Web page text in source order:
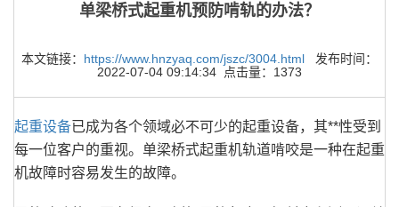
单梁桥式起重机预防啃轨的办法？
本文链接： https://www.hnzyaq.com/jszc/3004.html 发布时间：
2022-07-04 09:14:34 点击量：1373
起重设备已成为各个领域必不可少的起重设备，其**性受到
每一位客户的重视。单梁桥式起重机轨道啃咬是一种在起重
机故障时容易发生的故障。